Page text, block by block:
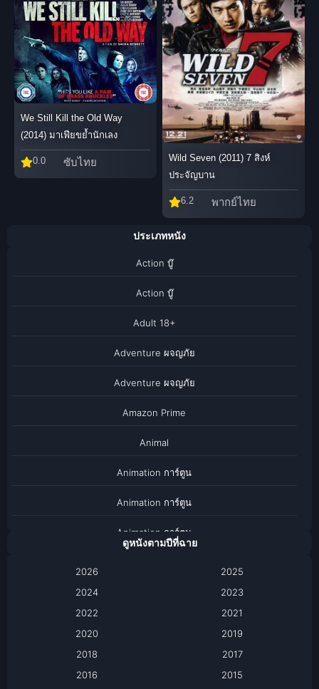
We Still Kill the Old Way
(2014) มาเฟียขย้ำนักเลง
0.0 ซับไทย
Wild Seven (2011) 7 สิงห์
ประจัญบาน
6.2 พากย์ไทย
ประเภทหนัง
Action บู๊
Action บู๊
Adult 18+
Adventure ผจญภัย
Adventure ผจญภัย
Amazon Prime
Animal
Animation การ์ตูน
Animation การ์ตูน
Animation การ์ตูน
Based on a True Story เรื่องจริง
Based on a True Story เรื่องจริง
ดูหนังตามปีที่ฉาย
2026
2025
2024
2023
2022
2021
2020
2019
2018
2017
2016
2015